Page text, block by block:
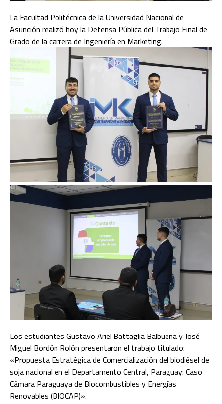
La Facultad Politécnica de la Universidad Nacional de
Asunción realizó hoy la Defensa Pública del Trabajo Final de
Grado de la carrera de Ingeniería en Marketing.
Los estudiantes Gustavo Ariel Battaglia Balbuena y José
Miguel Bordón Rolón presentaron el trabajo titulado:
«Propuesta Estratégica de Comercialización del biodiésel de
soja nacional en el Departamento Central, Paraguay: Caso
Cámara Paraguaya de Biocombustibles y Energías
Renovables (BIOCAP)».